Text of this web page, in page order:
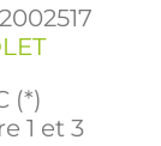
(*)
1 et 3